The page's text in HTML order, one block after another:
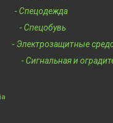
- Спецодежда
- Спецобувь
- Электрозащитные
- Сигнальная и